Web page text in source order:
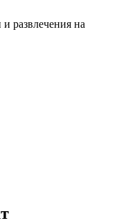
развлечения на